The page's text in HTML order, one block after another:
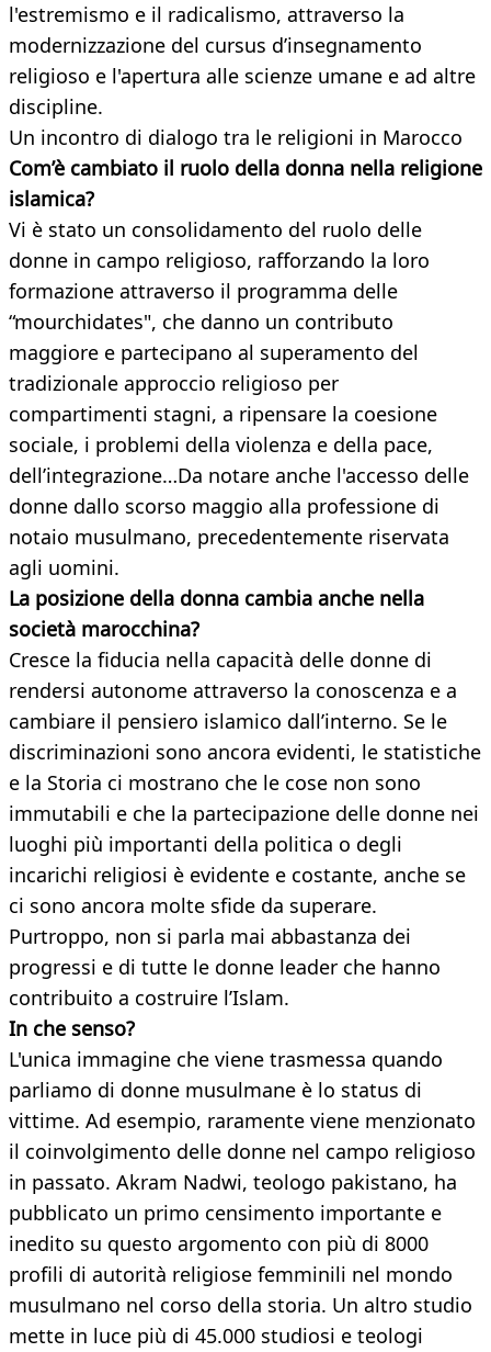
l'estremismo e il radicalismo, attraverso la
modernizzazione del cursus d’insegnamento
religioso e l'apertura alle scienze umane e ad altre
discipline.
Un incontro di dialogo tra le religioni in Marocco
Com’è cambiato il ruolo della donna nella religione
islamica?
Vi è stato un consolidamento del ruolo delle
donne in campo religioso, rafforzando la loro
formazione attraverso il programma delle
“mourchidates", che danno un contributo
maggiore e partecipano al superamento del
tradizionale approccio religioso per
compartimenti stagni, a ripensare la coesione
sociale, i problemi della violenza e della pace,
dell’integrazione…Da notare anche l'accesso delle
donne dallo scorso maggio alla professione di
notaio musulmano, precedentemente riservata
agli uomini.
La posizione della donna cambia anche nella
società marocchina?
Cresce la fiducia nella capacità delle donne di
rendersi autonome attraverso la conoscenza e a
cambiare il pensiero islamico dall’interno. Se le
discriminazioni sono ancora evidenti, le statistiche
e la Storia ci mostrano che le cose non sono
immutabili e che la partecipazione delle donne nei
luoghi più importanti della politica o degli
incarichi religiosi è evidente e costante, anche se
ci sono ancora molte sfide da superare.
Purtroppo, non si parla mai abbastanza dei
progressi e di tutte le donne leader che hanno
contribuito a costruire l’Islam.
In che senso?
L'unica immagine che viene trasmessa quando
parliamo di donne musulmane è lo status di
vittime. Ad esempio, raramente viene menzionato
il coinvolgimento delle donne nel campo religioso
in passato. Akram Nadwi, teologo pakistano, ha
pubblicato un primo censimento importante e
inedito su questo argomento con più di 8000
profili di autorità religiose femminili nel mondo
musulmano nel corso della storia. Un altro studio
mette in luce più di 45.000 studiosi e teologi